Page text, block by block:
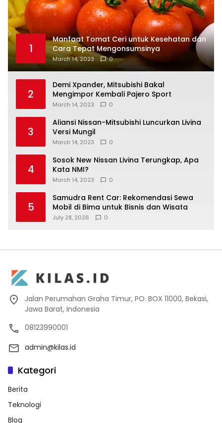
1
Manfaat Tomat Ceri untuk Kesehatan dan
Cara Tepat Mengonsumsinya
March 14, 2023 0
2
Demi Xpander, Mitsubishi Bakal
Mengimpor Kembali Pajero Sport
March 14, 2023 0
3
Aliansi Nissan-Mitsubishi Luncurkan Livina
Versi Mungil
March 14, 2023 0
4
Sosok New Nissan Livina Terungkap, Apa
Kata NMI?
March 14, 2023 0
5
Samudra Rent Car: Rekomendasi Sewa
Mobil di Bima untuk Bisnis dan Wisata
July 28, 2026 0
Jalan Perumahan Graha Timur, PO. BOX 11000, Bekasi,
Jawa Barat, Indonesia
08123990001
admin@kilas.id
Kategori
Berita
Teknologi
Blog